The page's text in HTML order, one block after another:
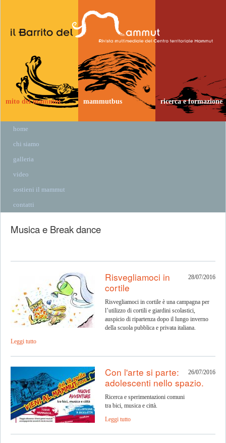
mito del mammut mammutbus ricerca e formazione
home
chi siamo
galleria
video
sostieni il mammut
contatti
Musica e Break dance
28/07/2016
Risvegliamoci in
cortile
Risvegliamoci in cortile è una campagna per
l’utilizzo di cortili e giardini scolastici,
auspicio di ripartenza dopo il lungo inverno
della scuola pubblica e privata italiana.
Leggi tutto
26/07/2016
Con l'arte si parte:
adolescenti nello spazio.
Ricerca e sperimentazioni comuni
tra bici, musica e città.
Leggi tutto